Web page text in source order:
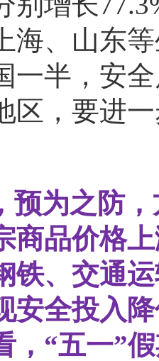
海、山东
一半，安
区，要进
预为之防
商品价格
铁、交通
安全投入
，“五一”